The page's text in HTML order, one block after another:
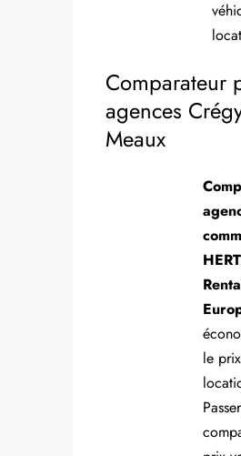
Comparateur
agences
Meaux
le